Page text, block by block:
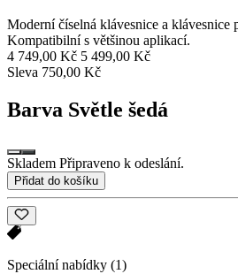
Moderní číselná klávesnice a
Kompatibilní s většinou aplikací.
4 749,00 Kč 5 499,00 Kč
Sleva 750,00 Kč
Barva Světle šedá
Skladem Připraveno k odeslání.
Přidat do košíku
Speciální nabídky (1)